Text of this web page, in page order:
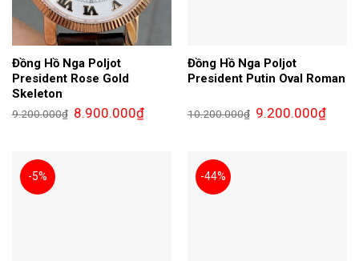
Đồng Hồ Nga Poljot
President Rose Gold
Skeleton
9.200.000₫ Giá
gốc
8.900.000₫Giá
hiện
Đồng Hồ Nga Poljot
President Putin Oval Roman
10.200.000₫ Giá
gốc
9.200.000₫Giá
hiện
-5%
-44%